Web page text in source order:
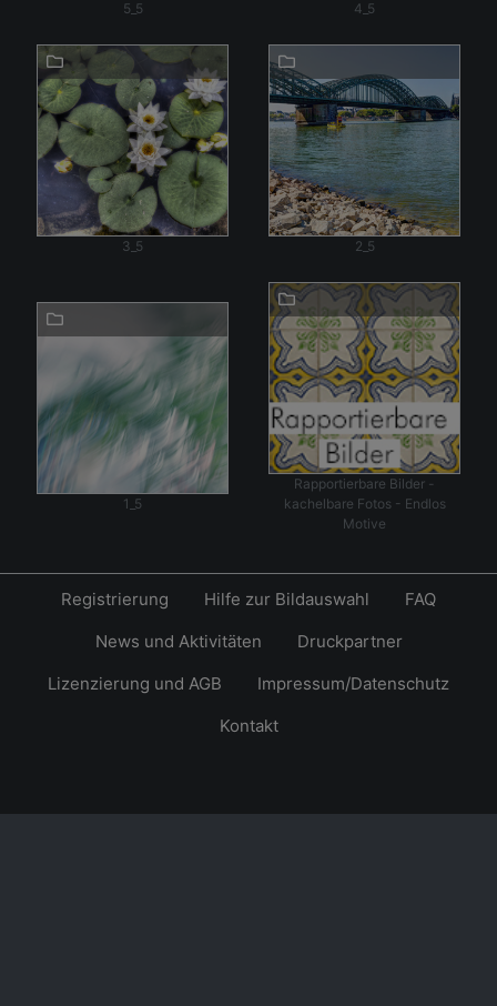
5_5 4_5
3_5 2_5
1_5
Rapportierbare Bilder -
kachelbare Fotos - Endlos
Motive
Registrierung Hilfe zur Bildauswahl
FAQ
News und Aktivitäten
Druckpartner
Lizenzierung und AGB
Impressum/Datenschutz
Kontakt